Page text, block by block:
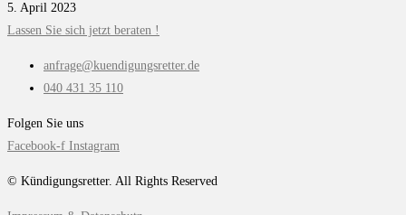
5. April 2023
Lassen Sie sich jetzt beraten !
anfrage@kuendigungsretter.de
040 431 35 110
Folgen Sie uns
Facebook-f Instagram
© Kündigungsretter. All Rights Reserved